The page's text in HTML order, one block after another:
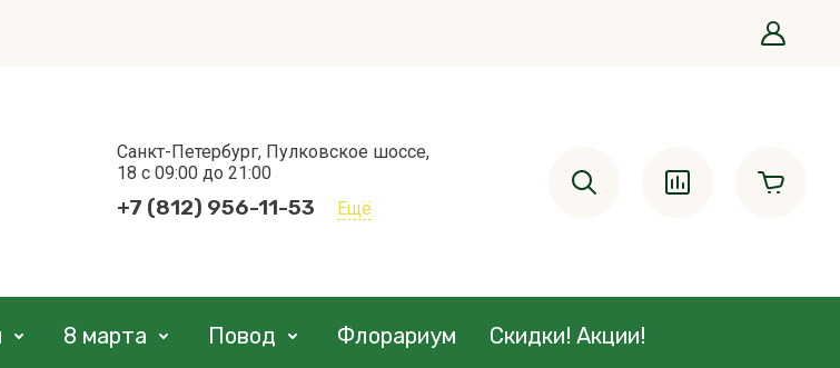
Санкт-Петербург, Пулковское шоссе,
18 с 09:00 до 21:00
+7 (812) 956-11-53 Ещё
8 марта Повод Флорариум Скидки! Акции!